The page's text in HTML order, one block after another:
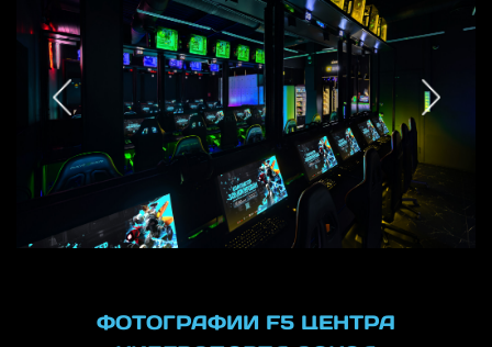
ФОТОГРАФИИ F5 ЦЕНТРА